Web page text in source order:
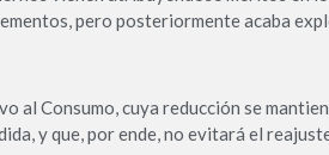
pero posteriormente acaba
al Consumo, cuya reducción se
y que, por ende, no evitará el